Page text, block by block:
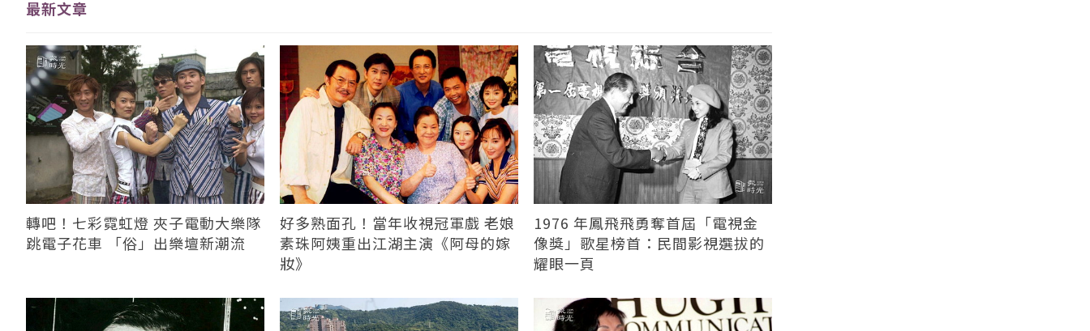
最新文章
轉吧！七彩霓虹燈 夾子電動大樂隊
跳電子花車 「俗」出樂壇新潮流
好多熟面孔！當年收視冠軍戲 老娘
素珠阿姨重出江湖主演《阿母的嫁
妝》
1976 年鳳飛飛勇奪首屆「電視金
像獎」歌星榜首：民間影視選拔的
耀眼一頁